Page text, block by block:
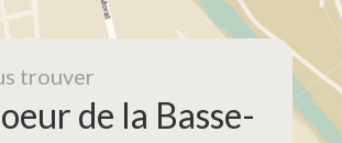
trouver
de la Basse-